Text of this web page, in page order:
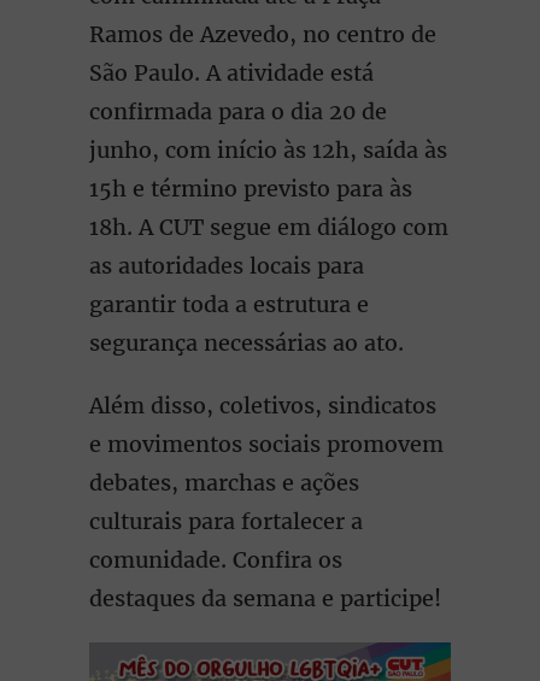
Ramos de Azevedo, no centro de
São Paulo. A atividade está
confirmada para o dia 20 de
junho, com início às 12h, saída às
15h e término previsto para às
18h. A CUT segue em diálogo com
as autoridades locais para
garantir toda a estrutura e
segurança necessárias ao ato.
Além disso, coletivos, sindicatos
e movimentos sociais promovem
debates, marchas e ações
culturais para fortalecer a
comunidade. Confira os
destaques da semana e participe!